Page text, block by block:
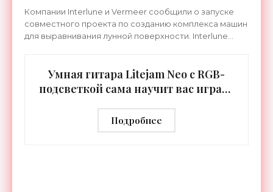
Компании Interlune и Vermeer сообщили о запуске
совместного проекта по созданию комплекса машин
для выравнивания лунной поверхности. Interlune
Умная гитара Litejam Neo с RGB-
подсветкой сама научит вас играть
Подробнее